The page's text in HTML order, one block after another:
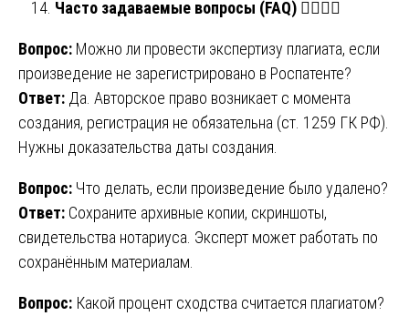
Часто задаваемые вопросы (FAQ) 🙋🙋
Вопрос: Можно ли провести экспертизу плагиата, если
произведение не зарегистрировано в Роспатенте?
Ответ: Да. Авторское право возникает с момента
создания, регистрация не обязательна (ст. 1259 ГК РФ).
Нужны доказательства даты создания.
Вопрос: Что делать, если произведение было удалено?
Ответ: Сохраните архивные копии, скриншоты,
свидетельства нотариуса. Эксперт может работать по
сохранённым материалам.
Вопрос: Какой процент сходства считается плагиатом?